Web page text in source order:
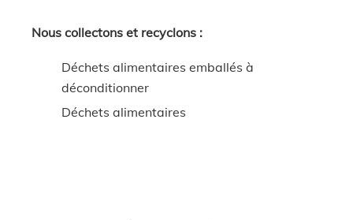
Nous collectons et recyclons :
Déchets alimentaires emballés à
déconditionner
Déchets alimentaires